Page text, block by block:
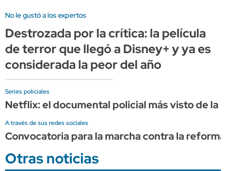
No le gustó a los expertos
Destrozada por la crítica: la película
de terror que llegó a Disney+ y ya es
considerada la peor del año
Series policiales
Netflix: el documental policial más visto de la
A través de sus redes sociales
Convocatoria para la marcha contra la
Otras noticias